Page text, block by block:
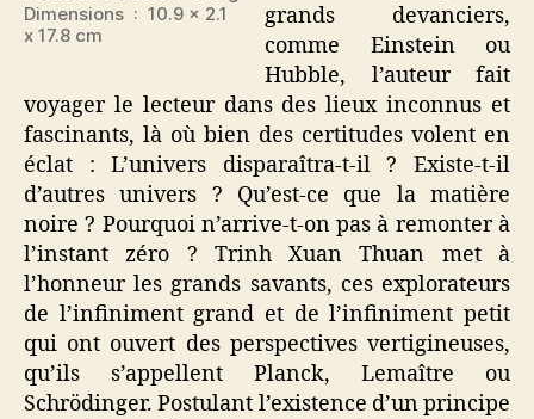
Dimensions ‏ : ‎ 10.9 x 2.1
x 17.8 cm
grands devanciers,
comme Einstein ou
Hubble, l’auteur fait
voyager le lecteur dans des lieux inconnus et
fascinants, là où bien des certitudes volent en
éclat : L’univers disparaîtra-t-il ? Existe-t-il
d’autres univers ? Qu’est-ce que la matière
noire ? Pourquoi n’arrive-t-on pas à remonter à
l’instant zéro ? Trinh Xuan Thuan met à
l’honneur les grands savants, ces explorateurs
de l’infiniment grand et de l’infiniment petit
qui ont ouvert des perspectives vertigineuses,
qu’ils s’appellent Planck, Lemaître ou
Schrödinger. Postulant l’existence d’un principe